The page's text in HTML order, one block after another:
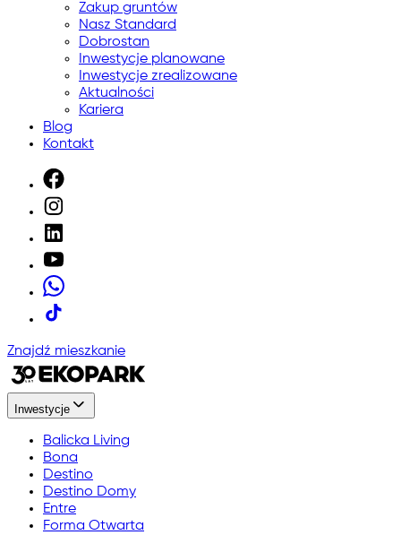
Zakup gruntów
Nasz Standard
Dobrostan
Inwestycje planowane
Inwestycje zrealizowane
Aktualności
Kariera
Blog
Kontakt
Znajdź mieszkanie
Inwestycje
Balicka Living
Bona
Destino
Destino Domy
Entre
Forma Otwarta